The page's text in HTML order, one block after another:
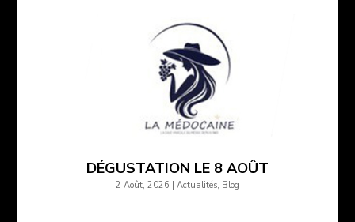
DÉGUSTATION LE 8 AOÛT
2 Août, 2026 Actualités, Blog